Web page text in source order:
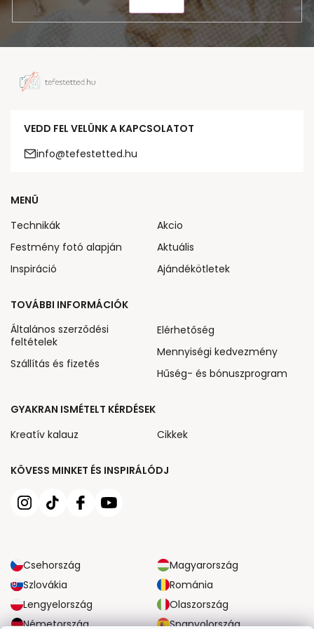
VEDD FEL VELÜNK A KAPCSOLATOT
info@tefestetted.hu
KÖVESS MINKET ÉS INSPIRÁLÓDJ
Csehország
Magyarország
Szlovákia
Románia
Lengyelország
Olaszország
Németország
Spanyolország
MENÜ
Technikák
Festmény fotó alapján
Inspiráció
Akcio
Aktuális
Ajándékötletek
TOVÁBBI INFORMÁCIÓK
Általános szerződési
feltételek
Szállítás és fizetés
Elérhetőség
Mennyiségi kedvezmény
Hűség- és bónuszprogram
GYAKRAN ISMÉTELT KÉRDÉSEK
Kreatív kalauz
Cikkek